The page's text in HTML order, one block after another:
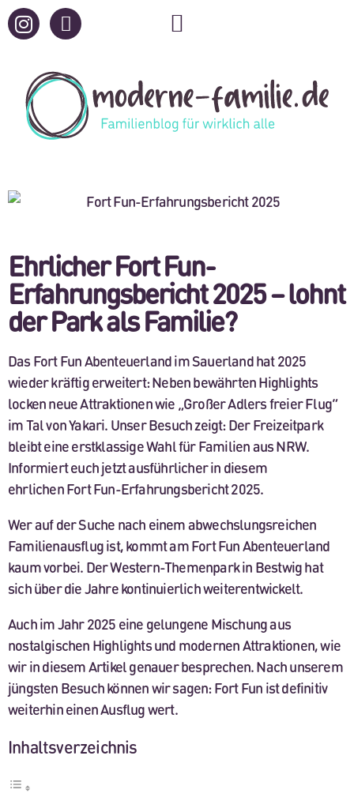
Ehrlicher Fort Fun-
Erfahrungsbericht 2025 – lohnt
der Park als Familie?
Das Fort Fun Abenteuerland im Sauerland hat 2025
wieder kräftig erweitert: Neben bewährten Highlights
locken neue Attraktionen wie „Großer Adlers freier Flug“
im Tal von Yakari. Unser Besuch zeigt: Der Freizeitpark
bleibt eine erstklassige Wahl für Familien aus NRW.
Informiert euch jetzt ausführlicher in diesem
ehrlichen Fort Fun-Erfahrungsbericht 2025.
Wer auf der Suche nach einem abwechslungsreichen
Familienausflug ist, kommt am Fort Fun Abenteuerland
kaum vorbei. Der Western-Themenpark in Bestwig hat
sich über die Jahre kontinuierlich weiterentwickelt.
Auch im Jahr 2025 eine gelungene Mischung aus
nostalgischen Highlights und modernen Attraktionen, wie
wir in diesem Artikel genauer besprechen. Nach unserem
jüngsten Besuch können wir sagen: Fort Fun ist definitiv
weiterhin einen Ausflug wert.
Inhaltsverzeichnis